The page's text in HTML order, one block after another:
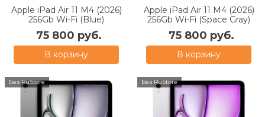
Apple iPad Air 11 M4 (2026)
256Gb Wi-Fi (Blue)
75 800 руб.
В корзину
Apple iPad Air 11 M4 (2026)
256Gb Wi-Fi (Space Gray)
75 800 руб.
В корзину
Без RuStore Без RuStore